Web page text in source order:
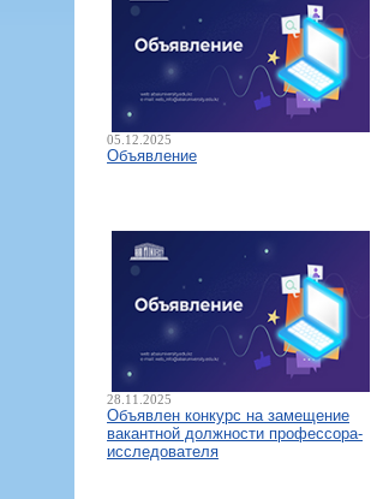
05.12.2025
Объявление
28.11.2025
Объявлен конкурс на замещение
вакантной должности профессора-
исследователя